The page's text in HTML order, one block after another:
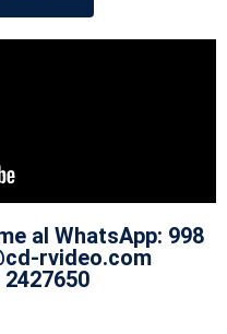
al WhatsApp: 998
rvideo.com